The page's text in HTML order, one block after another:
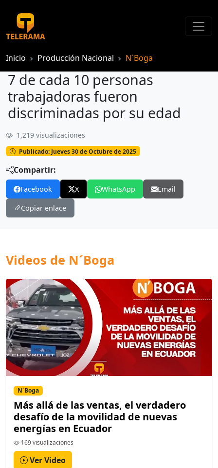
Inicio Producción Nacional N´Boga
7 de cada 10 personas
trabajadoras fueron
discriminadas por su edad
1,219 visualizaciones
Publicado: Jueves 30 de Octubre de 2025
Compartir:
Facebook X WhatsApp Email
Copiar enlace
Videos de N´Boga
N´Boga
Más allá de las ventas, el verdadero
desafío de la movilidad de nuevas
energías en Ecuador
169 visualizaciones
Ver Video